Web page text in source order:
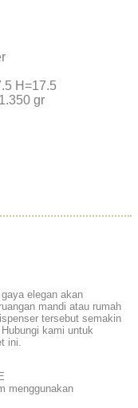
H=17.5
gr
elegan akan
mandi atau rumah
tersebut semakin
kami untuk
ini.
menggunakan